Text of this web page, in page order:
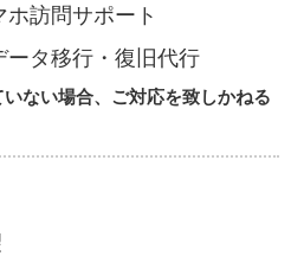
ホ訪問サポート
ータ移行・復旧代行
ない場合、ご対応を致しかねる